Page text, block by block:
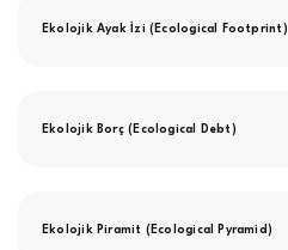
Ekolojik Ayak İzi (Ecological Footprint)
Ekolojik Borç (Ecological Debt)
Ekolojik Piramit (Ecological Pyramid)